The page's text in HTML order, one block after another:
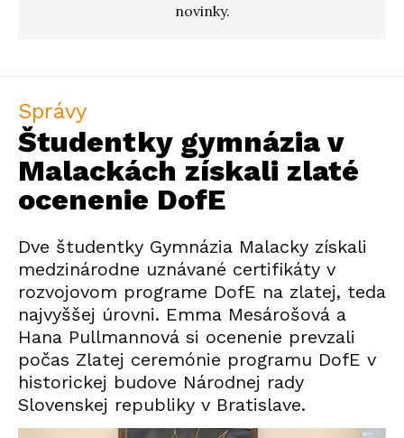
novinky.
Správy
Študentky gymnázia v
Malackách získali zlaté
ocenenie DofE
Dve študentky Gymnázia Malacky získali
medzinárodne uznávané certifikáty v
rozvojovom programe DofE na zlatej, teda
najvyššej úrovni. Emma Mesárošová a
Hana Pullmannová si ocenenie prevzali
počas Zlatej ceremónie programu DofE v
historickej budove Národnej rady
Slovenskej republiky v Bratislave.